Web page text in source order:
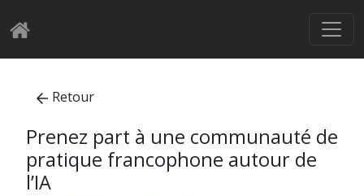
Retour
Prenez part à une communauté de
pratique francophone autour de
l’IA